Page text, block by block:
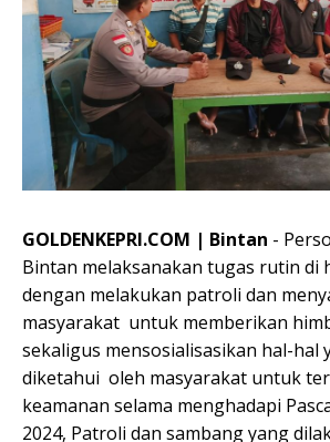
GOLDENKEPRI.COM | Bintan -
Bintan melaksanakan tugas rutin di
dengan melakukan patroli dan
masyarakat untuk memberikan
sekaligus mensosialisasikan hal-hal
diketahui oleh masyarakat untuk
keamanan selama menghadapi
2024, Patroli dan sambang yang